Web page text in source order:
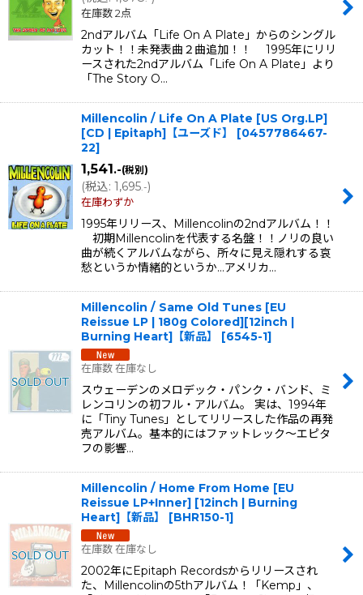
在庫数 2点
2ndアルバム「Life On A Plate」からのシングル
カット！！未発表曲２曲追加！！ 1995年にリリ
ースされた2ndアルバム「Life On A Plate」より
「The Story O…
Millencolin / Life On A Plate [US Org.LP]
[CD | Epitaph]【ユーズド】
[0457786467-
22]
1,541.-(税別)
(税込: 1,695.-)
在庫わずか
1995年リリース、Millencolinの2ndアルバム！！
初期Millencolinを代表する名盤！！ノリの良い
曲が続くアルバムながら、所々に見え隠れする哀
愁というか情緒的というか…アメリカ…
Millencolin / Same Old Tunes [EU
Reissue LP | 180g Colored][12inch |
Burning Heart]【新品】
[6545-1]
在庫数 在庫なし
スウェーデンのメロデック・パンク・バンド、ミ
レンコリンの初フル・アルバム。 実は、1994年
に「Tiny Tunes」としてリリースした作品の再発
売アルバム。基本的にはファットレック〜エピタ
フの影響…
Millencolin / Home From Home [EU
Reissue LP+Inner] [12inch | Burning
Heart]【新品】
[BHR150-1]
在庫数 在庫なし
2002年にEpitaph Recordsからリリースされ
た、Millencolinの5thアルバム！「Kemp」、